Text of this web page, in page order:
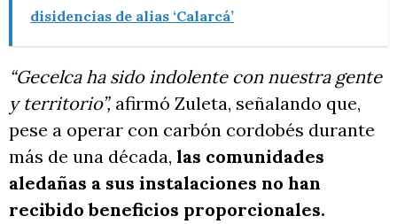
disidencias de alias ‘Calarcá’
“Gecelca ha sido indolente con nuestra gente
y territorio”, afirmó Zuleta, señalando que,
pese a operar con carbón cordobés durante
más de una década, las comunidades
aledañas a sus instalaciones no han
recibido beneficios proporcionales.